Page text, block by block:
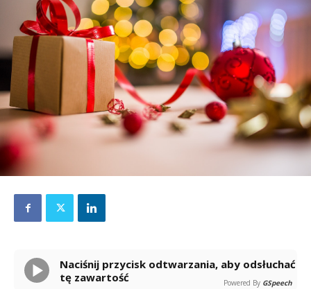
Naciśnij przycisk odtwarzania, aby odsłuchać
tę zawartość
Powered By GSpeech